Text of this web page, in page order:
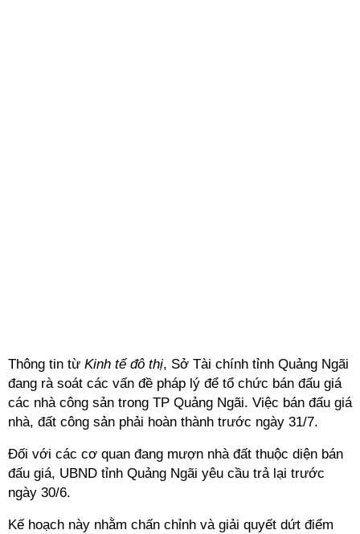
Thông tin từ Kinh tế đô thị, Sở Tài chính tỉnh Quảng Ngãi
đang rà soát các vấn đề pháp lý để tổ chức bán đấu giá
các nhà công sản trong TP Quảng Ngãi. Việc bán đấu giá
nhà, đất công sản phải hoàn thành trước ngày 31/7.
Đối với các cơ quan đang mượn nhà đất thuộc diện bán
đấu giá, UBND tỉnh Quảng Ngãi yêu cầu trả lại trước
ngày 30/6.
Kế hoạch này nhằm chấn chỉnh và giải quyết dứt điểm